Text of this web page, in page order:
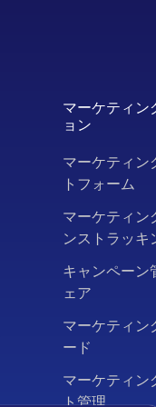
マーケティン
ョン
マーケティン
トフォーム
マーケティン
ンストラッキ
キャンペーン
ェア
マーケティン
ード
マーケティン
ト管理